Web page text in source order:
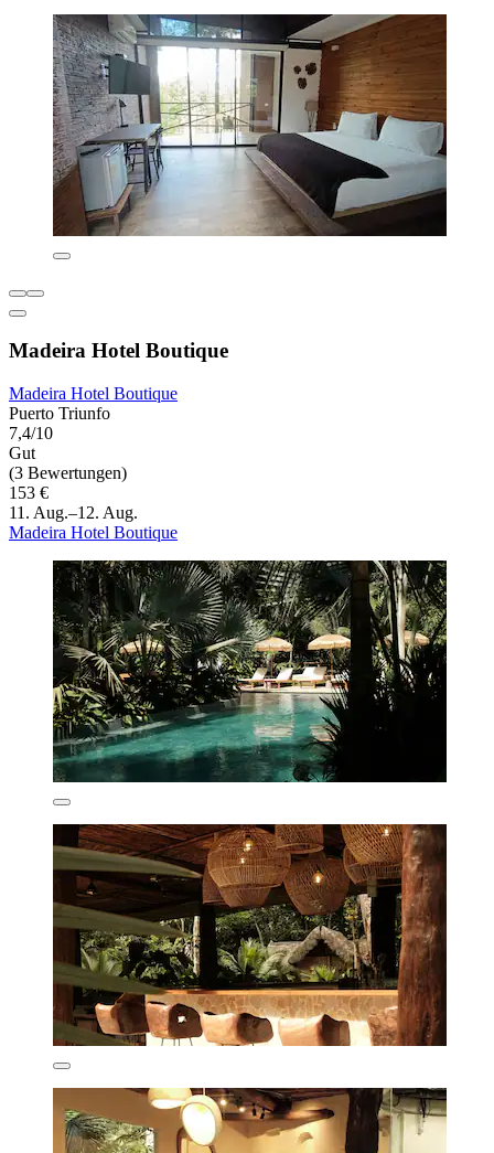
Madeira Hotel Boutique
Madeira Hotel Boutique
Puerto Triunfo
7,4/10
Gut
(3 Bewertungen)
153 €
11. Aug.–12. Aug.
Madeira Hotel Boutique